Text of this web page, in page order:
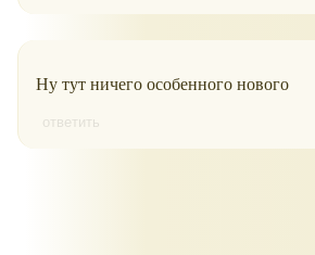
Ну тут ничего особенного нового
ответить